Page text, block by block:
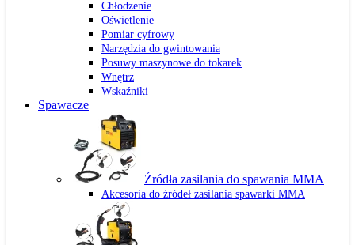
Chłodzenie
Oświetlenie
Pomiar cyfrowy
Narzędzia do gwintowania
Posuwy maszynowe do tokarek
Wnętrz
Wskaźniki
Spawacze
Źródła zasilania do spawania MMA
Akcesoria do źródeł zasilania spawarki MMA